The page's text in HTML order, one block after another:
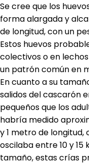
Se cree que los
forma alargada y
de longitud, con un
Estos huevos
colectivos o en
un patrón común en
En cuanto a su
salidos del cascarón
pequeños que los
habría medido
y 1 metro de
oscilaba entre 10 y 15
tamaño, estas crías